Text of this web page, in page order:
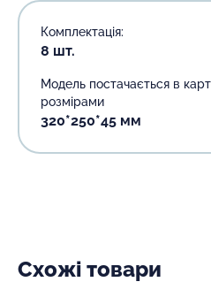
Комплектація:
8 шт.
Модель постачається в
розмірами
320*250*45 мм
Схожі товари